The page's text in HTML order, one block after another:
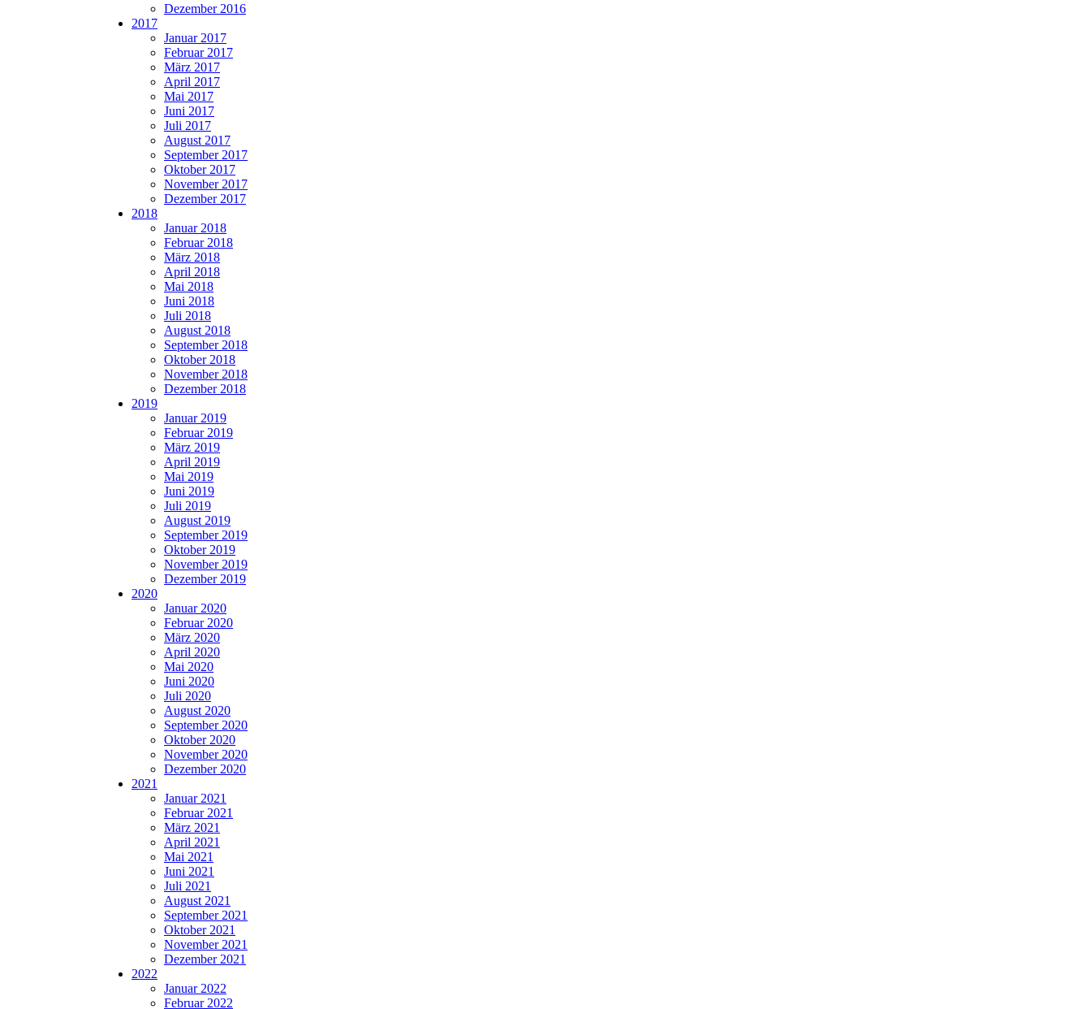
Dezember 2016
2017
Januar 2017
Februar 2017
März 2017
April 2017
Mai 2017
Juni 2017
Juli 2017
August 2017
September 2017
Oktober 2017
November 2017
Dezember 2017
2018
Januar 2018
Februar 2018
März 2018
April 2018
Mai 2018
Juni 2018
Juli 2018
August 2018
September 2018
Oktober 2018
November 2018
Dezember 2018
2019
Januar 2019
Februar 2019
März 2019
April 2019
Mai 2019
Juni 2019
Juli 2019
August 2019
September 2019
Oktober 2019
November 2019
Dezember 2019
2020
Januar 2020
Februar 2020
März 2020
April 2020
Mai 2020
Juni 2020
Juli 2020
August 2020
September 2020
Oktober 2020
November 2020
Dezember 2020
2021
Januar 2021
Februar 2021
März 2021
April 2021
Mai 2021
Juni 2021
Juli 2021
August 2021
September 2021
Oktober 2021
November 2021
Dezember 2021
2022
Januar 2022
Februar 2022